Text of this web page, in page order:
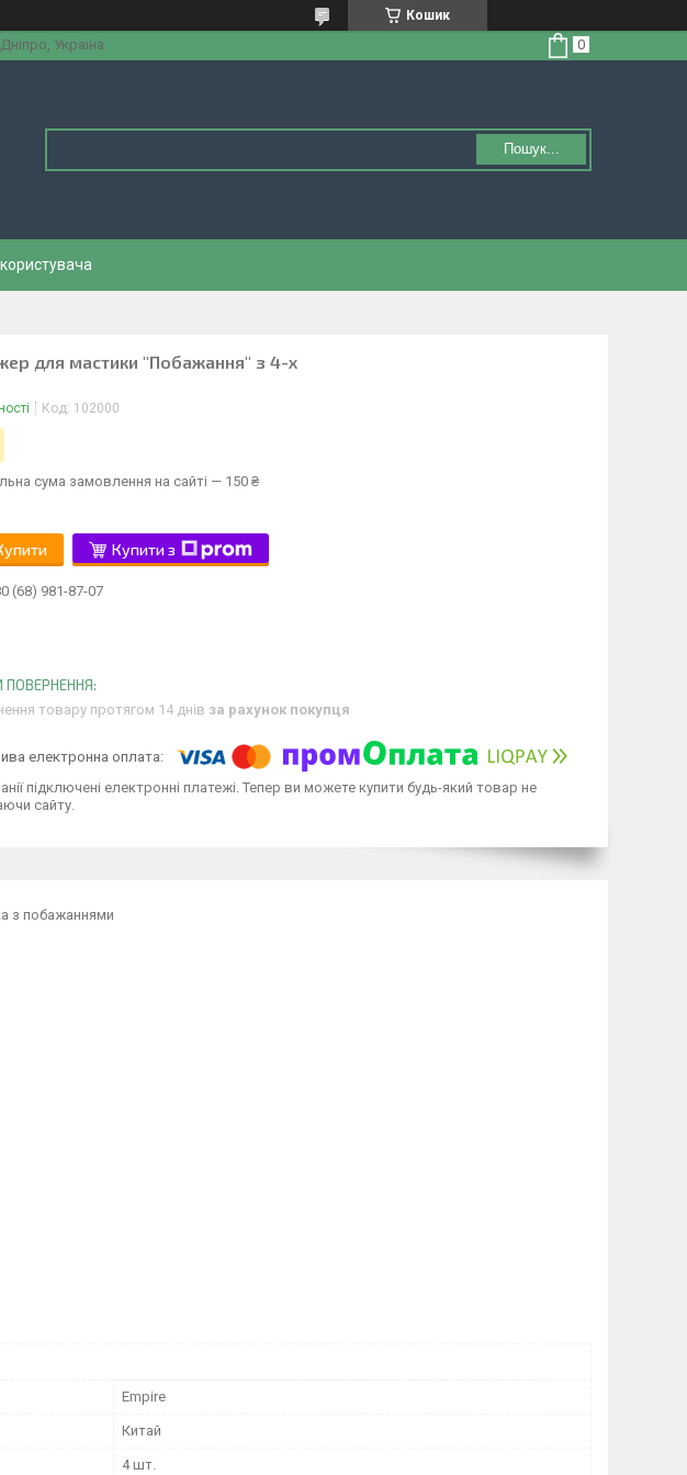
Кошик
Дніпро, Україна
Пошук...
для мастики "Побажання" з 4-х
Код: 102000
сума замовлення на сайті — 150 ₴
Купити з
(68) 981-87-07
товару протягом 14 днів за рахунок покупця
підключені електронні платежі. Тепер ви можете купити будь-який товар не
сайту.
з побажаннями
Empire
Китай
4 шт.